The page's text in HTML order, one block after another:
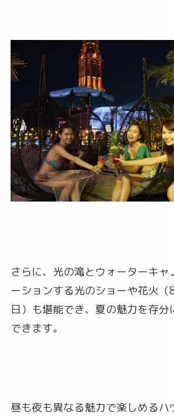
さらに、光の滝とウォーターキャ
ーションする光のショーや花火
日）も堪能でき、夏の魅力を存分
できます。
昼も夜も異なる魅力で楽しめるハ